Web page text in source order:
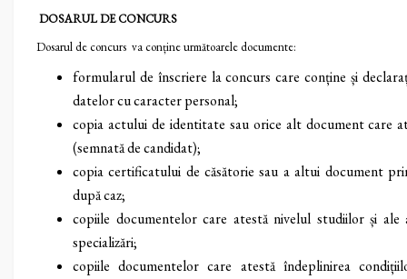
DOSARUL DE CONCURS
Dosarul de concurs va conține următoarele documente:
formularul de înscriere la concurs care conține și
datelor cu caracter personal;
copia actului de identitate sau orice alt document care
(semnată de candidat);
copia certificatului de căsătorie sau a altui document
după caz;
copiile documentelor care atestă nivelul studiilor și
specializări;
copiile documentelor care atestă îndeplinirea